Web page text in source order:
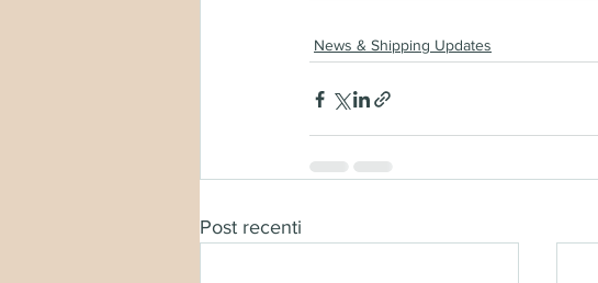
News & Shipping Updates
Post recenti